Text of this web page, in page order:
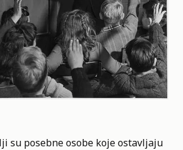
su posebne osobe koje ostavljaju